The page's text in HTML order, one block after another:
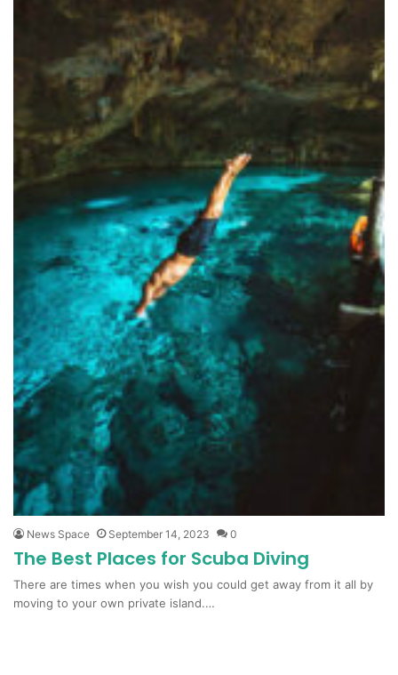
News Space September 14, 2023 0
The Best Places for Scuba Diving
There are times when you wish you could get away from it all by
moving to your own private island.…